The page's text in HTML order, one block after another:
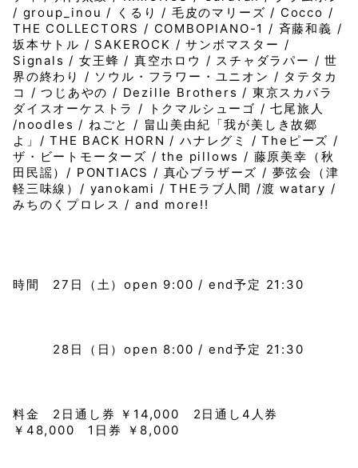
/ group_inou / くるり / 毛皮のマリーズ / Cocco /
THE COLLECTORS / COMBOPIANO-1 / 斉藤和義 /
坂本サトル / SAKEROCK / サンボマスター /
Signals / 女王蜂 / 真空ホロウ / スチャダラパー / 世
界の終わり / ソウル・フラワー・ユニオン / タテタカ
コ / つじあやの / Dezille Brothers / 東京スカパラ
ダイスオーケストラ / トクマルシューゴ / 七尾旅人
/noodles / ねごと / 畠山美由紀「我が美しき故郷
よ」/ THE BACK HORN / ハナレグミ / Theピーズ /
ザ・ビートモーターズ / the pillows / 藤原美幸（秋
田民謡）/ PONTIACS / 真心ブラザーズ / 夢弦会（津
軽三味線）/ yanokami / THEラブ人間 /渡 watary /
みちのくプロレス / and more!!
時間 27日（土）open 9:00 / end予定 21:30
28日（日）open 8:00 / end予定 21:30
料金 2日通し券 ￥14,000 2日通し4人券
￥48,000 1日券 ￥8,000